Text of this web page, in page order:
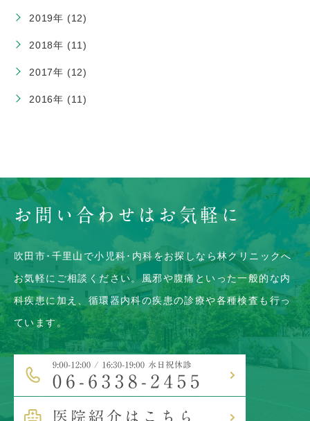
2019年 (12)
2018年 (11)
2017年 (12)
2016年 (11)
お問い合わせはお気軽に
吹田市･千里山で小児科･内科をお探しなら林クリニックへ
お気軽にご相談ください。風邪や腹痛といった一般的な内
科疾患に加え、循環器内科の疾患の診療や各種検査も行っ
ています。